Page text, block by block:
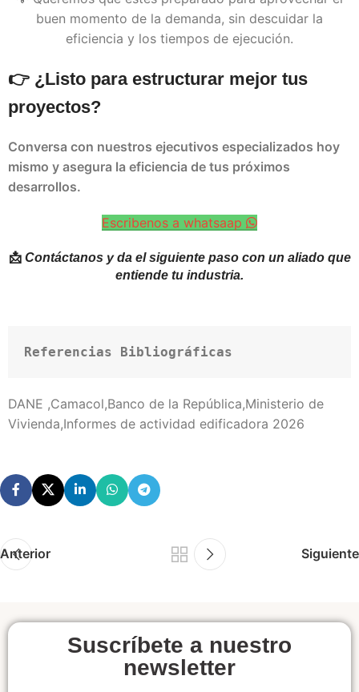
buen momento de la demanda, sin descuidar la
eficiencia y los tiempos de ejecución.
👉 ¿Listo para estructurar mejor tus
proyectos?
Conversa con nuestros ejecutivos especializados hoy
mismo y asegura la eficiencia de tus próximos
desarrollos.
Escribenos a whatsaap
📩 Contáctanos y da el siguiente paso con un aliado que
entiende tu industria.
Referencias Bibliográficas
DANE ,Camacol,Banco de la República,Ministerio de
Vivienda,Informes de actividad edificadora 2026
Anterior Siguiente
Suscríbete a nuestro
newsletter